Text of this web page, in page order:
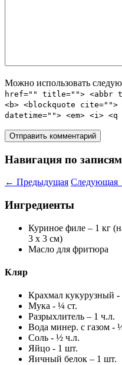
Можно использовать
href="" title=""> <abbr
<b> <blockquote cite="">
datetime=""> <em> <i>
Навигация по записям
← Предыдущая Следующая
Ингредиенты
Куриное филе – 1 кг
3 х 3 см)
Масло для фритюра
Кляр
Крахмал кукурузный -
Мука - ¼ ст.
Разрыхлитель – 1 ч.л.
Вода минер. с газом -
Соль - ½ ч.л.
Яйцо - 1 шт.
Яичный белок – 1 шт.